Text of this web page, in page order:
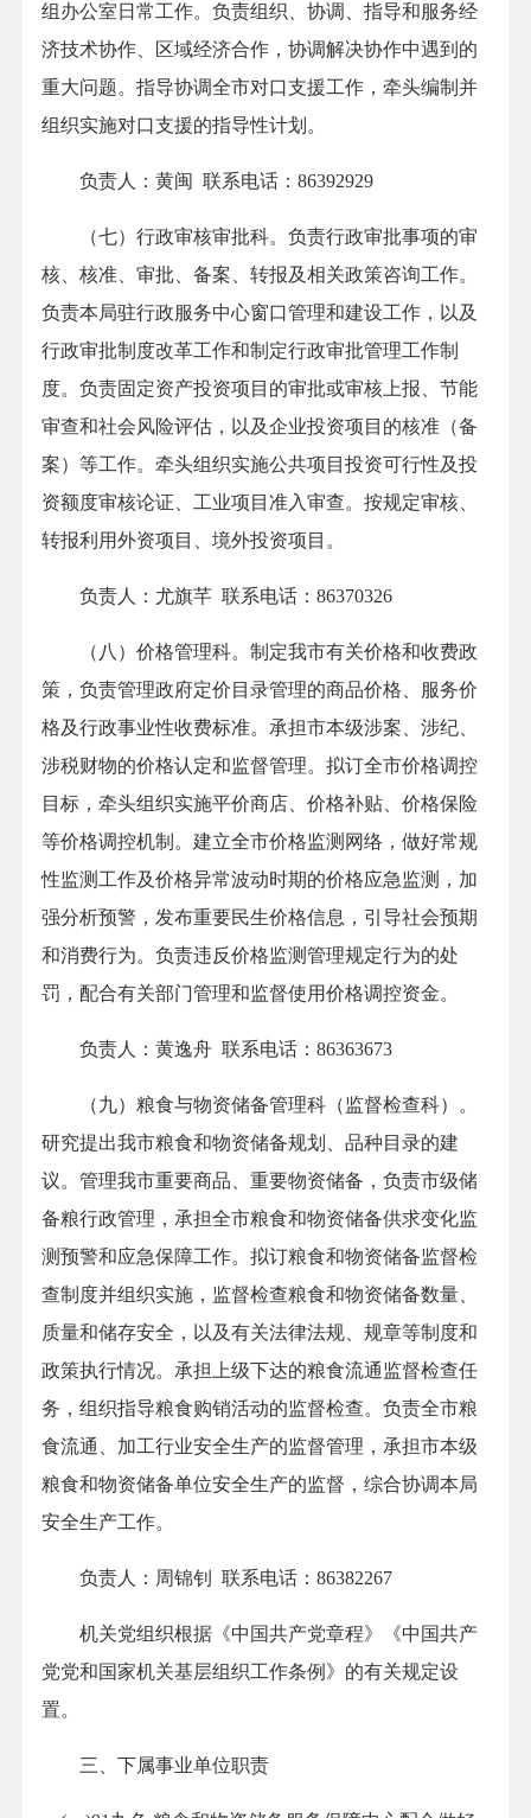
组办公室日常工作。负责组织、协调、指导和服务经
济技术协作、区域经济合作，协调解决协作中遇到的
重大问题。指导协调全市对口支援工作，牵头编制并
组织实施对口支援的指导性计划。
负责人：黄闽 联系电话：86392929
（七）行政审核审批科。负责行政审批事项的审
核、核准、审批、备案、转报及相关政策咨询工作。
负责本局驻行政服务中心窗口管理和建设工作，以及
行政审批制度改革工作和制定行政审批管理工作制
度。负责固定资产投资项目的审批或审核上报、节能
审查和社会风险评估，以及企业投资项目的核准（备
案）等工作。牵头组织实施公共项目投资可行性及投
资额度审核论证、工业项目准入审查。按规定审核、
转报利用外资项目、境外投资项目。
负责人：尤旗芊 联系电话：86370326
（八）价格管理科。制定我市有关价格和收费政
策，负责管理政府定价目录管理的商品价格、服务价
格及行政事业性收费标准。承担市本级涉案、涉纪、
涉税财物的价格认定和监督管理。拟订全市价格调控
目标，牵头组织实施平价商店、价格补贴、价格保险
等价格调控机制。建立全市价格监测网络，做好常规
性监测工作及价格异常波动时期的价格应急监测，加
强分析预警，发布重要民生价格信息，引导社会预期
和消费行为。负责违反价格监测管理规定行为的处
罚，配合有关部门管理和监督使用价格调控资金。
负责人：黄逸舟 联系电话：86363673
（九）粮食与物资储备管理科（监督检查科）。
研究提出我市粮食和物资储备规划、品种目录的建
议。管理我市重要商品、重要物资储备，负责市级储
备粮行政管理，承担全市粮食和物资储备供求变化监
测预警和应急保障工作。拟订粮食和物资储备监督检
查制度并组织实施，监督检查粮食和物资储备数量、
质量和储存安全，以及有关法律法规、规章等制度和
政策执行情况。承担上级下达的粮食流通监督检查任
务，组织指导粮食购销活动的监督检查。负责全市粮
食流通、加工行业安全生产的监督管理，承担市本级
粮食和物资储备单位安全生产的监督，综合协调本局
安全生产工作。
负责人：周锦钊 联系电话：86382267
机关党组织根据《中国共产党章程》《中国共产
党党和国家机关基层组织工作条例》的有关规定设
置。
三、下属事业单位职责